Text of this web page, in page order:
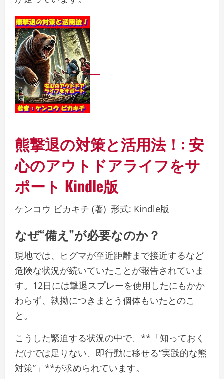
熊撃退の対策と活用法！: 安
心のアウトドアライフをサ
ポート Kindle版
ケンコウ ピカキチ (著) 形式: Kindle版
なぜ“備え”が必要なのか？
現地では、ヒグマが至近距離まで接近するなど
危険な状況が続いていたことが報告されていま
す。12日には撃退スプレーを使用したにもかか
わらず、執拗につきまとう個体もいたとのこ
と。
こうした緊迫する状況の中で、**「知っておく
だけでは足りない、即行動に移せる“実践的な熊
対策”」**が求められています。